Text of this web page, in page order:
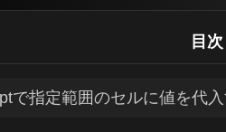
目次
で指定範囲のセルに値を代